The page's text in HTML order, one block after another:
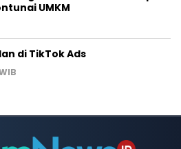
UMKM
di TikTok Ads